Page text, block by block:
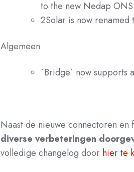
to the new Nedap
2Solar is now renamed
Algemeen
`Bridge` now supports
Naast de nieuwe connectoren
diverse verbeteringen
volledige changelog door hier te